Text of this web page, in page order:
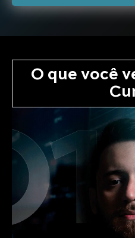
O que você